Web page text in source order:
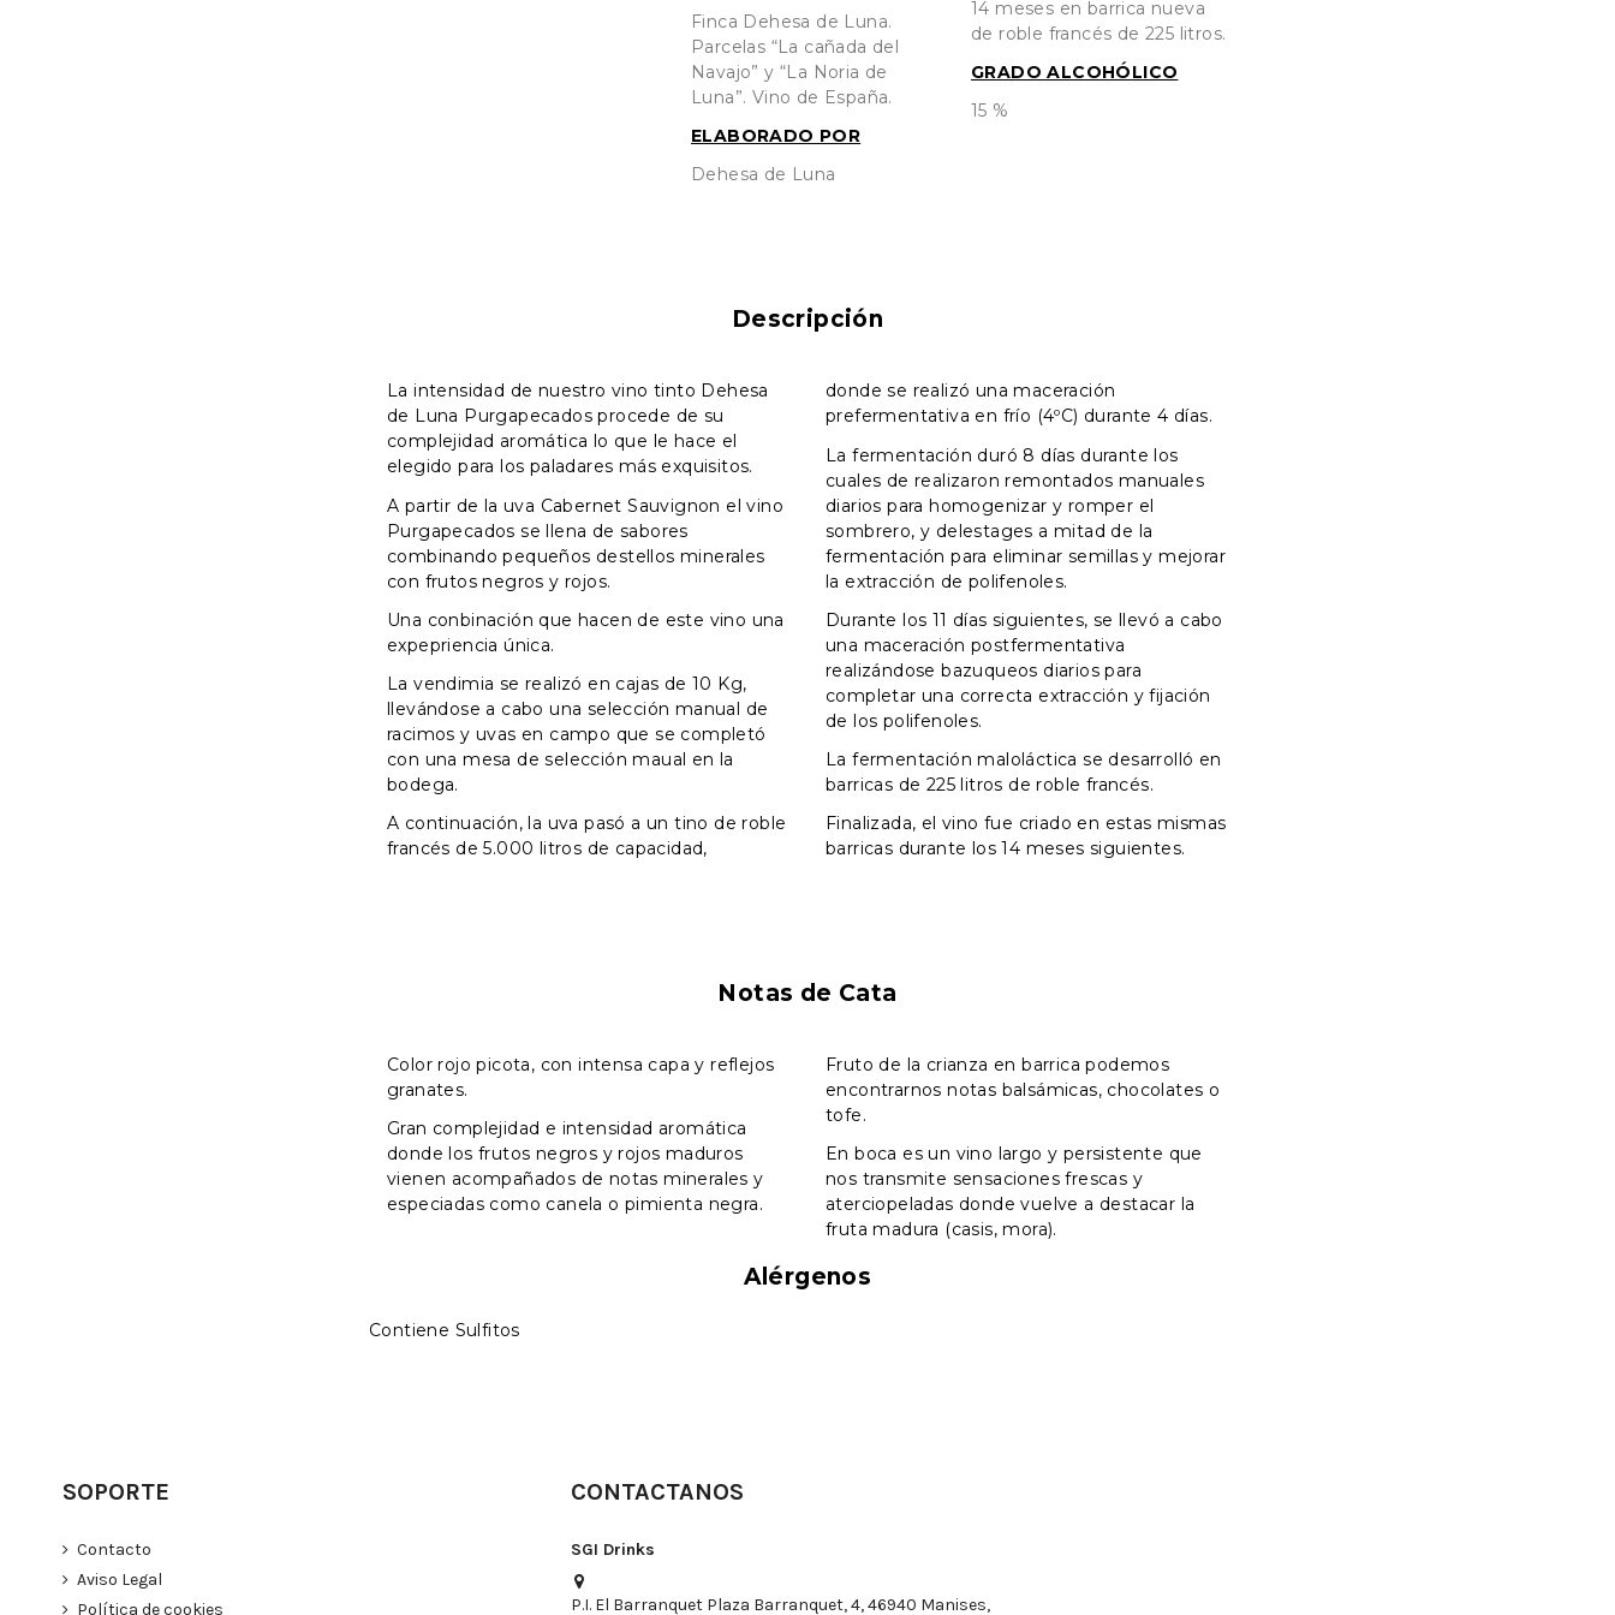
Finca Dehesa de Luna.
Parcelas “La cañada del
Navajo” y “La Noria de
Luna”. Vino de España.
ELABORADO POR
Dehesa de Luna
14 meses en barrica nueva
de roble francés de 225 litros.
GRADO ALCOHÓLICO
15 %
Descripción
La intensidad de nuestro vino tinto Dehesa
de Luna Purgapecados procede de su
complejidad aromática lo que le hace el
elegido para los paladares más exquisitos.
A partir de la uva Cabernet Sauvignon el vino
Purgapecados se llena de sabores
combinando pequeños destellos minerales
con frutos negros y rojos.
Una conbinación que hacen de este vino una
expepriencia única.
La vendimia se realizó en cajas de 10 Kg,
llevándose a cabo una selección manual de
racimos y uvas en campo que se completó
con una mesa de selección maual en la
bodega.
A continuación, la uva pasó a un tino de roble
francés de 5.000 litros de capacidad,
donde se realizó una maceración
prefermentativa en frío (4ºC) durante 4 días.
La fermentación duró 8 días durante los
cuales de realizaron remontados manuales
diarios para homogenizar y romper el
sombrero, y delestages a mitad de la
fermentación para eliminar semillas y mejorar
la extracción de polifenoles.
Durante los 11 días siguientes, se llevó a cabo
una maceración postfermentativa
realizándose bazuqueos diarios para
completar una correcta extracción y fijación
de los polifenoles.
La fermentación maloláctica se desarrolló en
barricas de 225 litros de roble francés.
Finalizada, el vino fue criado en estas mismas
barricas durante los 14 meses siguientes.
Notas de Cata
Color rojo picota, con intensa capa y reflejos
granates.
Gran complejidad e intensidad aromática
donde los frutos negros y rojos maduros
vienen acompañados de notas minerales y
especiadas como canela o pimienta negra.
Fruto de la crianza en barrica podemos
encontrarnos notas balsámicas, chocolates o
tofe.
En boca es un vino largo y persistente que
nos transmite sensaciones frescas y
aterciopeladas donde vuelve a destacar la
fruta madura (casis, mora).
Alérgenos
Contiene Sulfitos
SOPORTE
Contacto
Aviso Legal
Política de cookies
CONTACTANOS
SGI Drinks
P.I. El Barranquet Plaza Barranquet, 4, 46940 Manises,